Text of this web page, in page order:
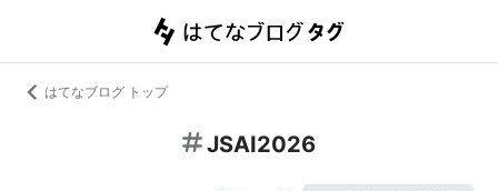
はてなブログ トップ
JSAI2026